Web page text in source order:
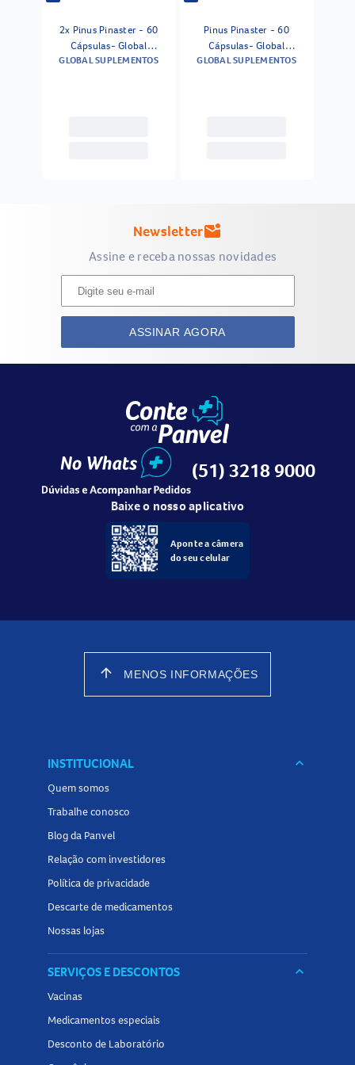
2x Pinus Pinaster - 60
Cápsulas- Global
Suplementos Sem Sabor
GLOBAL SUPLEMENTOS
Pinus Pinaster - 60
Cápsulas- Global
Suplementos Sem Sabor
GLOBAL SUPLEMENTOS
Newslettermark_email_unread
Assine e receba nossas novidades
ASSINAR AGORA
(51) 3218 9000
Baixe o nosso aplicativo
Aponte a câmera
do seu celular
arrow_upward MENOS INFORMAÇÕES
INSTITUCIONAL keyboard_arrow_down
Quem somos
Trabalhe conosco
Blog da Panvel
Relação com investidores
Política de privacidade
Descarte de medicamentos
Nossas lojas
SERVIÇOS E DESCONTOS keyboard_arrow_down
Vacinas
Medicamentos especiais
Desconto de Laboratório